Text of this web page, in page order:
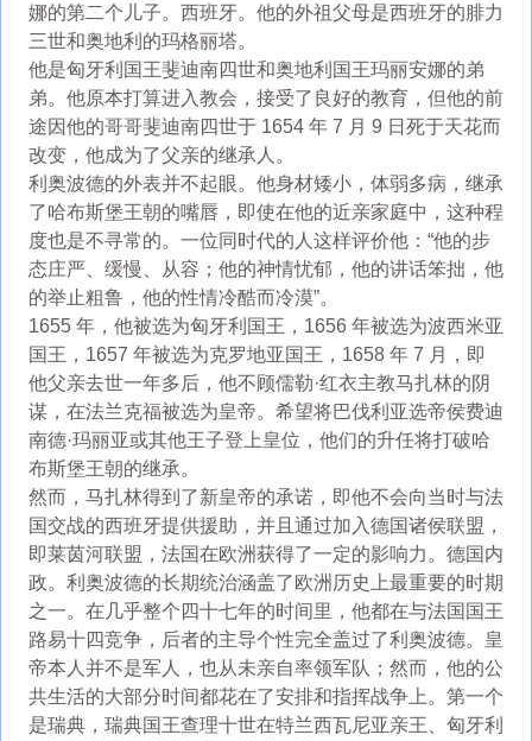
娜的第二个儿子。西班牙。他的外祖父母是西班牙的腓力
三世和奥地利的玛格丽塔。
他是匈牙利国王斐迪南四世和奥地利国王玛丽安娜的弟
弟。他原本打算进入教会，接受了良好的教育，但他的前
途因他的哥哥斐迪南四世于 1654 年 7 月 9 日死于天花而
改变，他成为了父亲的继承人。
利奥波德的外表并不起眼。他身材矮小，体弱多病，继承
了哈布斯堡王朝的嘴唇，即使在他的近亲家庭中，这种程
度也是不寻常的。一位同时代的人这样评价他：“他的步
态庄严、缓慢、从容；他的神情忧郁，他的讲话笨拙，他
的举止粗鲁，他的性情冷酷而冷漠”。
1655 年，他被选为匈牙利国王，1656 年被选为波西米亚
国王，1657 年被选为克罗地亚国王，1658 年 7 月，即
他父亲去世一年多后，他不顾儒勒·红衣主教马扎林的阴
谋，在法兰克福被选为皇帝。希望将巴伐利亚选帝侯费迪
南德·玛丽亚或其他王子登上皇位，他们的升任将打破哈
布斯堡王朝的继承。
然而，马扎林得到了新皇帝的承诺，即他不会向当时与法
国交战的西班牙提供援助，并且通过加入德国诸侯联盟，
即莱茵河联盟，法国在欧洲获得了一定的影响力。德国内
政。利奥波德的长期统治涵盖了欧洲历史上最重要的时期
之一。在几乎整个四十七年的时间里，他都在与法国国王
路易十四竞争，后者的主导个性完全盖过了利奥波德。皇
帝本人并不是军人，也从未亲自率领军队；然而，他的公
共生活的大部分时间都花在了安排和指挥战争上。第一个
是瑞典，瑞典国王查理十世在特兰西瓦尼亚亲王、匈牙利